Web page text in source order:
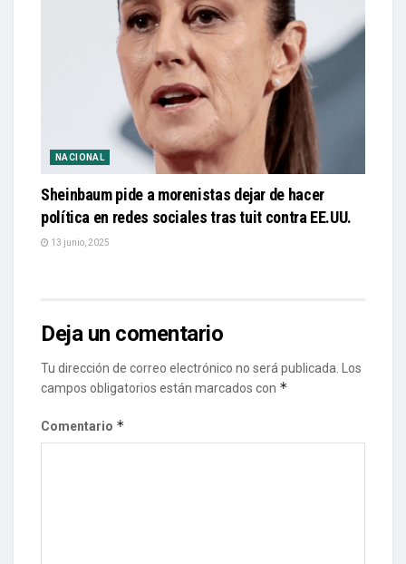
NACIONAL
Sheinbaum pide a morenistas dejar de hacer
política en redes sociales tras tuit contra EE.UU.
13 junio, 2025
Deja un comentario
Tu dirección de correo electrónico no será publicada.
Los
campos obligatorios están marcados con *
Comentario *